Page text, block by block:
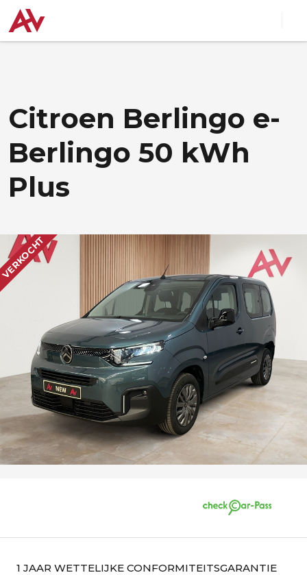
Citroen Berlingo e-
Berlingo 50 kWh
Plus
VERKOCHT
1 JAAR WETTELIJKE CONFORMITEITSGARANTIE